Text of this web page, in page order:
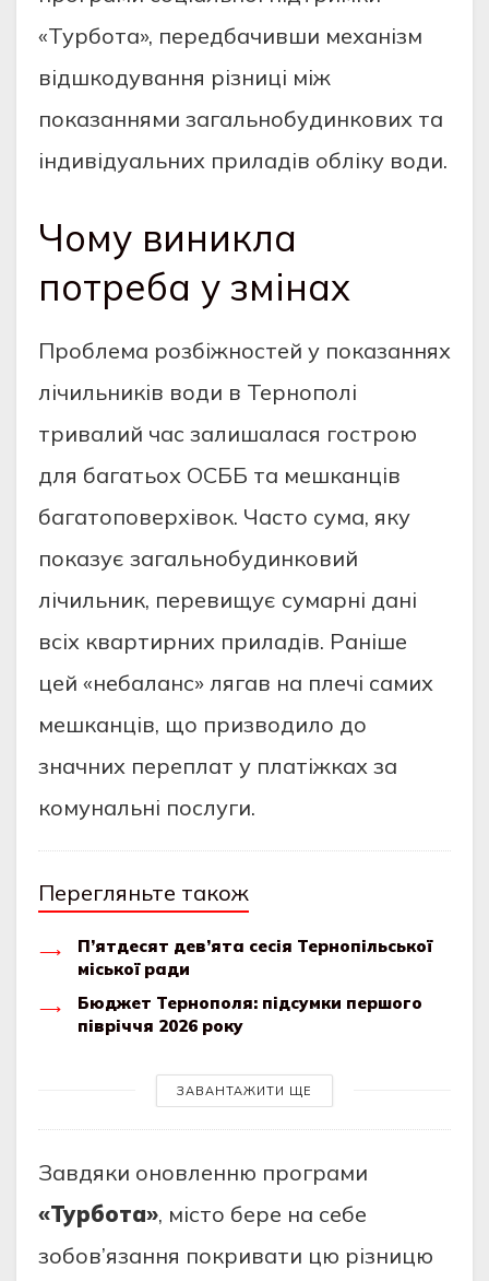
«Турбота», передбачивши механізм
відшкодування різниці між
показаннями загальнобудинкових та
індивідуальних приладів обліку води.
Чому виникла
потреба у змінах
Проблема розбіжностей у показаннях
лічильників води в Тернополі
тривалий час залишалася гострою
для багатьох ОСББ та мешканців
багатоповерхівок. Часто сума, яку
показує загальнобудинковий
лічильник, перевищує сумарні дані
всіх квартирних приладів. Раніше
цей «небаланс» лягав на плечі самих
мешканців, що призводило до
значних переплат у платіжках за
комунальні послуги.
Перегляньте також
П’ятдесят дев’ята сесія Тернопільської
міської ради
Бюджет Тернополя: підсумки першого
півріччя 2026 року
ЗАВАНТАЖИТИ ЩЕ
Завдяки оновленню програми
«Турбота», місто бере на себе
зобов’язання покривати цю різницю